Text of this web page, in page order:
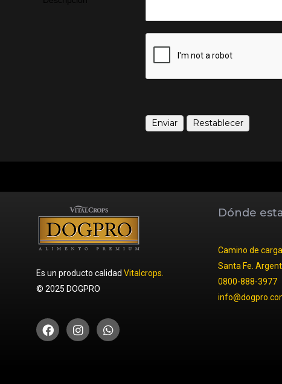
Es un producto calidad Vitalcrops.
© 2025 DOGPRO
Dónde
Camino de
Santa Fe.
0800-888-3977